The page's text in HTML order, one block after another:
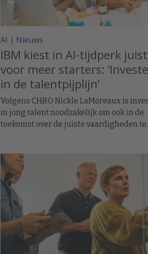
AI | Nieuws
IBM kiest in AI-tijdperk juist
voor meer starters:
in de talentpijplijn’
Volgens CHRO Nickle LaMoreaux is
in jong talent noodzakelijk om ook in de
toekomst over de juiste vaardigheden te